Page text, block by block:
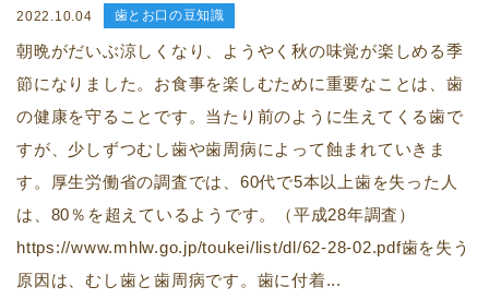
2022.10.04 歯とお口の豆知識
朝晩がだいぶ涼しくなり、ようやく秋の味覚が楽しめる季
節になりました。お食事を楽しむために重要なことは、歯
の健康を守ることです。当たり前のように生えてくる歯で
すが、少しずつむし歯や歯周病によって蝕まれていきま
す。厚生労働省の調査では、60代で5本以上歯を失った人
は、80％を超えているようです。（平成28年調査）
https://www.mhlw.go.jp/toukei/list/dl/62-28-02.pdf歯を失う
原因は、むし歯と歯周病です。歯に付着...